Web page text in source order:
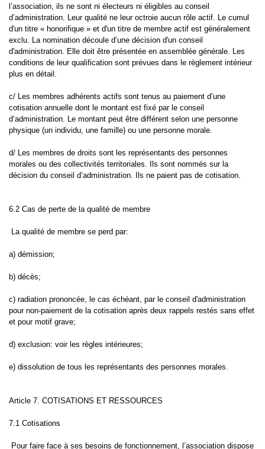
l’association, ils ne sont ni électeurs ni éligibles au conseil
d’administration. Leur qualité ne leur octroie aucun rôle actif. Le cumul
d'un titre « honorifique » et d'un titre de membre actif est généralement
exclu. La nomination découle d’une décision d'un conseil
d'administration. Elle doit être présentée en assemblée générale. Les
conditions de leur qualification sont prévues dans le règlement intérieur
plus en détail.
c/ Les membres adhérents actifs sont tenus au paiement d’une
cotisation annuelle dont le montant est fixé par le conseil
d’administration. Le montant peut être différent selon une personne
physique (un individu, une famille) ou une personne morale.
d/ Les membres de droits sont les représentants des personnes
morales ou des collectivités territoriales. Ils sont nommés sur la
décision du conseil d’administration. Ils ne paient pas de cotisation.
6.2 Cas de perte de la qualité de membre
La qualité de membre se perd par:
a) démission;
b) décès;
c) radiation prononcée, le cas échéant, par le conseil d'administration
pour non-paiement de la cotisation après deux rappels restés sans effet
et pour motif grave;
d) exclusion: voir les règles intérieures;
e) dissolution de tous les représentants des personnes morales.
Article 7. COTISATIONS ET RESSOURCES
7.1 Cotisations
Pour faire face à ses besoins de fonctionnement, l’association dispose